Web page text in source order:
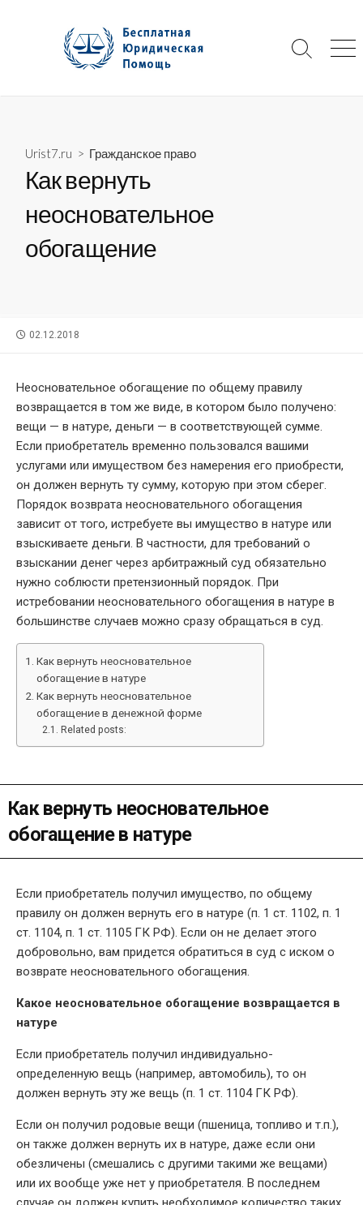
Search
Urist7.ru > Гражданское право
Как вернуть
неосновательное
обогащение
PUBLISHED
02.12.2018
Неосновательное обогащение по общему правилу
возвращается в том же виде, в котором было получено:
вещи — в натуре, деньги — в соответствующей сумме.
Если приобретатель временно пользовался вашими
услугами или имуществом без намерения его приобрести,
он должен вернуть ту сумму, которую при этом сберег.
Порядок возврата неосновательного обогащения
зависит от того, истребуете вы имущество в натуре или
взыскиваете деньги. В частности, для требований о
взыскании денег через арбитражный суд обязательно
нужно соблюсти претензионный порядок. При
истребовании неосновательного обогащения в натуре в
большинстве случаев можно сразу обращаться в суд.
Как вернуть неосновательное
обогащение в натуре
Как вернуть неосновательное
обогащение в денежной форме
Related posts:
Как вернуть неосновательное
обогащение в натуре
Если приобретатель получил имущество, по общему
правилу он должен вернуть его в натуре (п. 1 ст. 1102, п. 1
ст. 1104, п. 1 ст. 1105 ГК РФ). Если он не делает этого
добровольно, вам придется обратиться в суд с иском о
возврате неосновательного обогащения.
Какое неосновательное обогащение возвращается в
натуре
Если приобретатель получил индивидуально-
определенную вещь (например, автомобиль), то он
должен вернуть эту же вещь (п. 1 ст. 1104 ГК РФ).
Если он получил родовые вещи (пшеница, топливо и т.п.),
он также должен вернуть их в натуре, даже если они
обезличены (смешались с другими такими же вещами)
или их вообще уже нет у приобретателя. В последнем